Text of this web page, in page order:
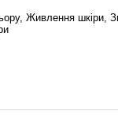
Живлення шкіри,